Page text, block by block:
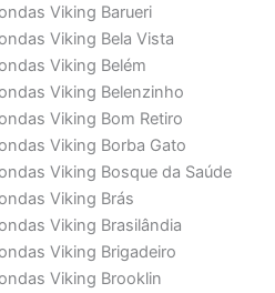
Viking Barueri
Viking Bela Vista
Viking Belém
Viking Belenzinho
Viking Bom Retiro
Viking Borba Gato
Viking Bosque da Saúde
Viking Brás
Viking Brasilândia
Viking Brigadeiro
Viking Brooklin